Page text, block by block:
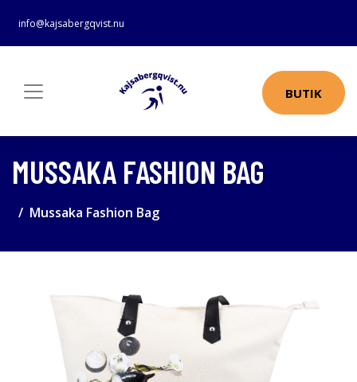
info@kajsabergqvist.nu
BUTIK
MUSSAKA FASHION BAG
Mussaka Fashion Bag